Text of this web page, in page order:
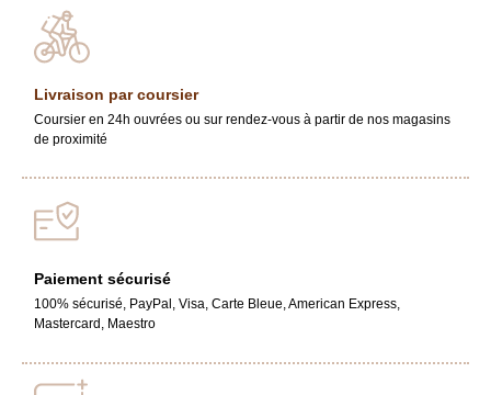
Livraison par coursier
Coursier en 24h ouvrées ou sur rendez-vous à partir de nos magasins
de proximité
Paiement sécurisé
100% sécurisé, PayPal, Visa, Carte Bleue, American Express,
Mastercard, Maestro